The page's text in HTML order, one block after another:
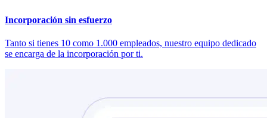
Incorporación sin esfuerzo
Tanto si tienes 10 como 1.000 empleados, nuestro equipo dedicado
se encarga de la incorporación por ti.